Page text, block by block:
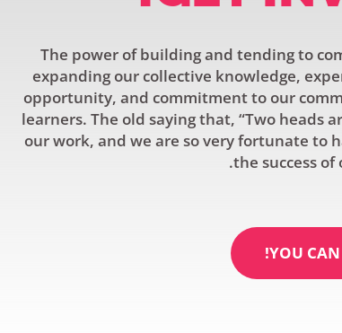
The power of building and tending to
expanding our collective knowledge,
opportunity, and commitment to our
learners. The old saying that, “Two heads
our work, and we are so very fortunate to
the success of
YOU CAN